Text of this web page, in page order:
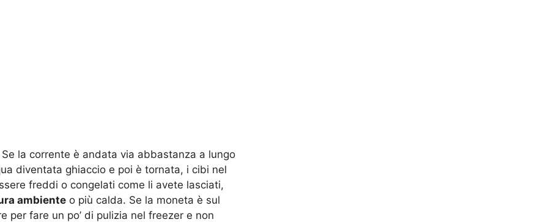
la corrente è andata via abbastanza a lungo
diventata ghiaccio e poi è tornata, i cibi nel
freddi o congelati come li avete lasciati,
ambiente o più calda. Se la moneta è sul
fare un po’ di pulizia nel freezer e non